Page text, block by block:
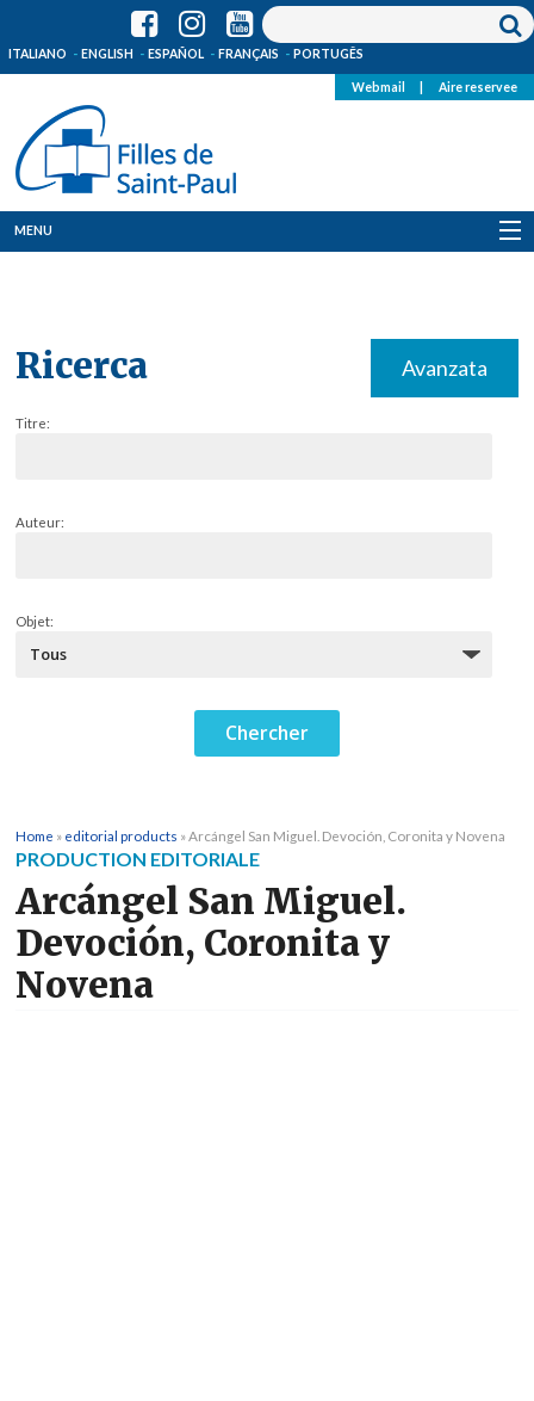
ITALIANO ENGLISH ESPAÑOL FRANÇAIS PORTUGÊS
Webmail Aire reservee
MENU
Ricerca Avanzata
Titre:
Auteur:
Objet:
Home » editorial products »Arcángel San Miguel. Devoción, Coronita y Novena
PRODUCTION EDITORIALE
Arcángel San Miguel.
Devoción, Coronita y
Novena